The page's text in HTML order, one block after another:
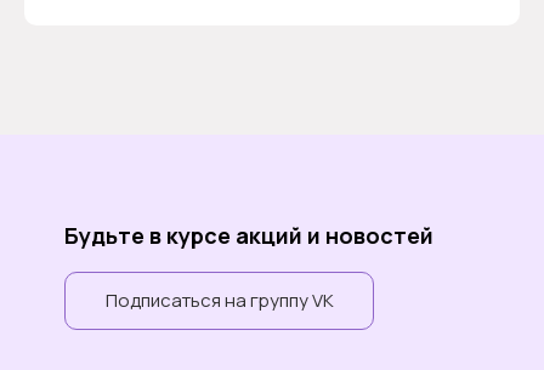
Будьте в курсе акций и новостей
Подписаться на группу VK